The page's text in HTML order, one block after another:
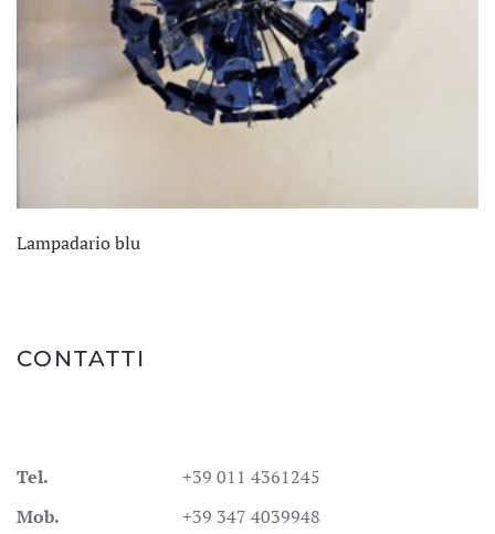
Lampadario blu
CONTATTI
Tel.
+39 011 4361245
Mob.
+39 347 4039948